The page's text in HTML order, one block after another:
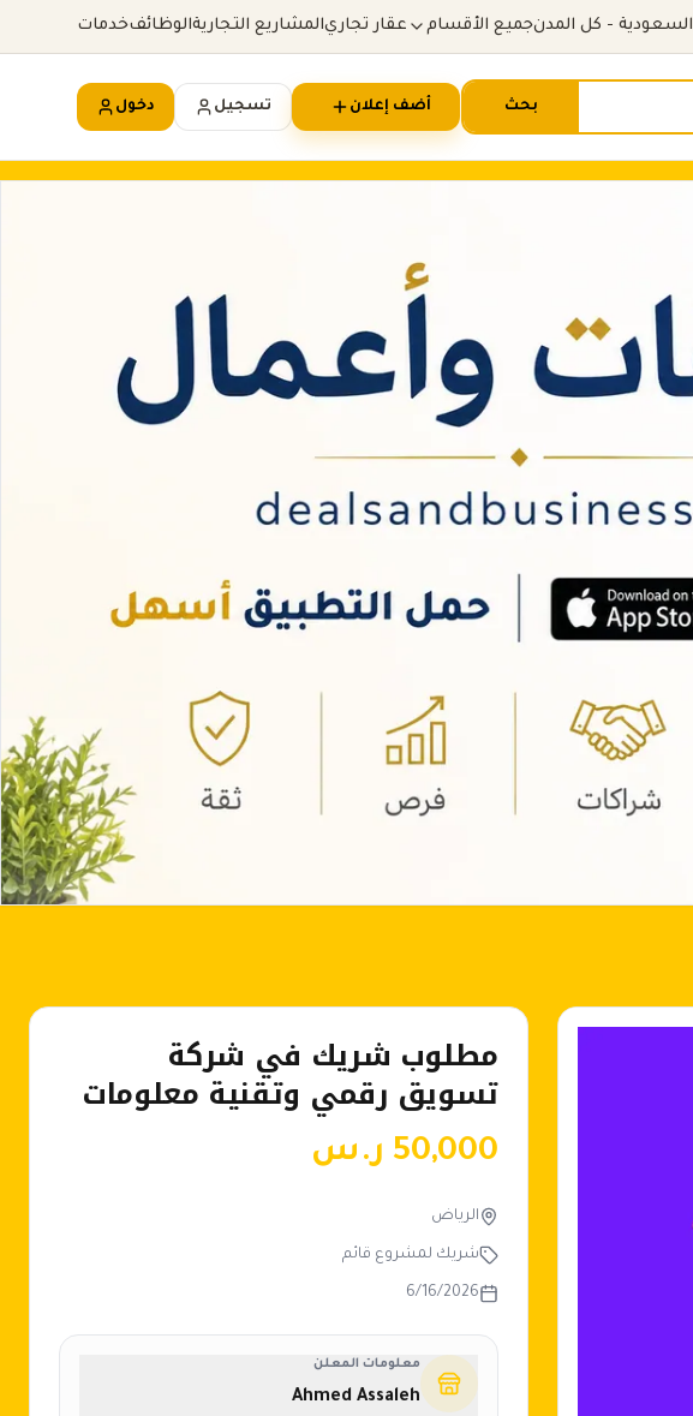
السعودية - كل المدنجميع الأقسام عقار تجاريالمشاريع التجاريةالوظائفخدمات
دخول تسجيل أضف إعلان بحث
مطلوب شريك في شركة
تسويق رقمي وتقنية معلومات
50,000 ر.س
الرياض
شريك لمشروع قائم
6/16/2026
معلومات المعلن
Ahmed Assaleh